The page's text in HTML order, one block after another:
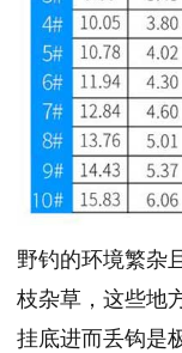
野钓的环境繁杂
枝杂草，这些地
挂底进而丢钩是